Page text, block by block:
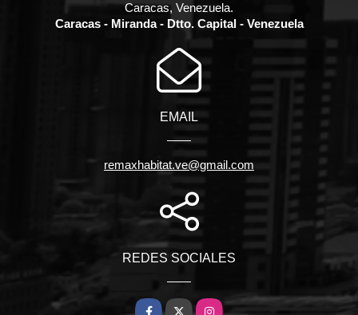
Caracas, Venezuela.
Caracas - Miranda - Dtto. Capital - Venezuela
EMAIL
remaxhabitat.ve@gmail.com
REDES SOCIALES
Facebook
X Instagram